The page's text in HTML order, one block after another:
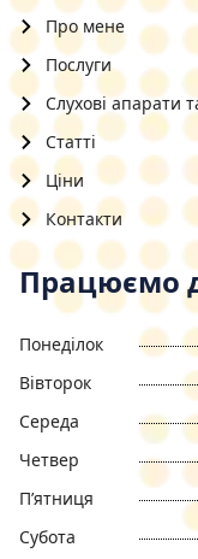
Про мене
Послуги
Слухові апарати
Статті
Ціни
Контакти
Працюємо
Понеділок
Вівторок
Середа
Четвер
П’ятниця
Субота